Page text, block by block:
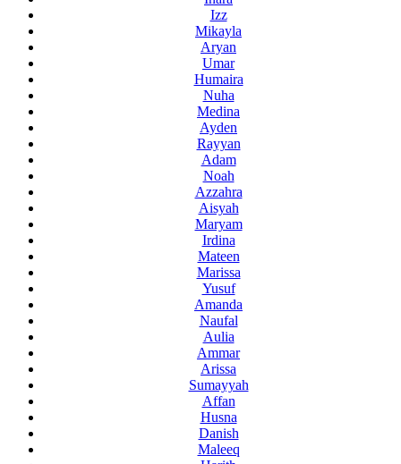
Izz
Mikayla
Aryan
Umar
Humaira
Nuha
Medina
Ayden
Rayyan
Adam
Noah
Azzahra
Aisyah
Maryam
Irdina
Mateen
Marissa
Yusuf
Amanda
Naufal
Aulia
Ammar
Arissa
Sumayyah
Affan
Husna
Danish
Maleeq